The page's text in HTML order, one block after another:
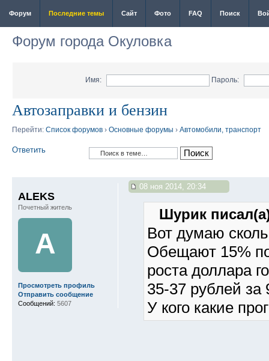
Форум Последние темы Сайт Фото FAQ Поиск
Форум города Окуловка
Имя: Пароль:
Автозаправки и бензин
Перейти: Список форумов › Основные форумы › Автомобили, транспорт
Ответить
08 ноя 2014, 20:34
Шурик
Вот думаю
Обещают 15%
роста доллара
35-37 рублей за
У кого какие
ALEKS
Почетный житель
A
Просмотреть профиль
Отправить сообщение
Сообщений: 5607